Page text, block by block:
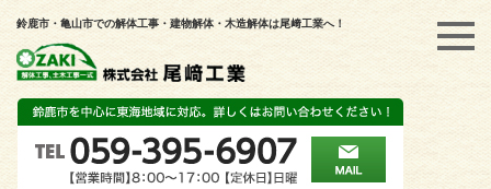
鈴鹿市・亀山市での解体工事・建物解体・木造解体は尾﨑工業へ！